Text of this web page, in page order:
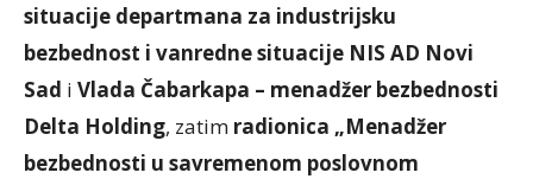
situacije departmana za industrijsku
bezbednost i vanredne situacije NIS AD Novi
Sad i Vlada Čabarkapa – menadžer bezbednosti
Delta Holding, zatim radionica „Menadžer
bezbednosti u savremenom poslovnom